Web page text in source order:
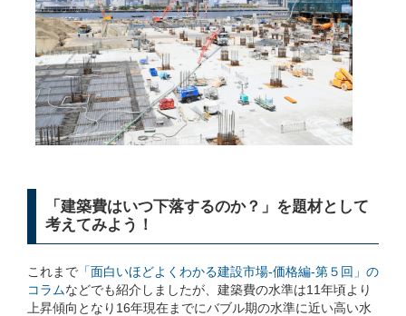
「建築費はいつ下落するのか？」を題材として
考えてみよう！
これまで 「面白いほどよくわかる建設市場-価格編-第５回」の
コラムなどでも紹介しましたが、建築費の水準は11年頃より
上昇傾向となり16年現在までにバブル期の水準に近い高い水